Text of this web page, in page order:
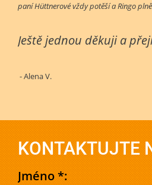
paní Hüttnerové vždy potěší a Ringo
Ještě jednou děkuji a
- Alena V.
KONTAKTUJTE
Jméno *: